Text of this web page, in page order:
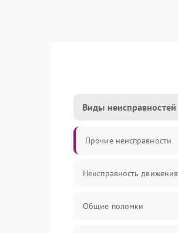
Виды неисправностей
Прочие неисправности
Неисправность движения
Общие поломки